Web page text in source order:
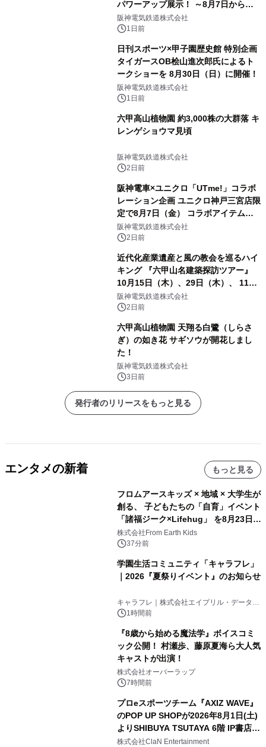
パワーアップ展示！ ～8月7日からは
直前割パスポートを販売～
阪神電気鉄道株式会社
1日前
日刊スポーツ×甲子園歴史館 特別企画
タイガースOB桧山進次郎氏によるト
ークショーを 8月30日（日）に開催！
阪神電気鉄道株式会社
1日前
六甲高山植物園 約3,000株の大群落 キ
レンゲショウマ見頃
阪神電気鉄道株式会社
2日前
阪神電車×ユニクロ「UTme!」コラボ
レーション企画 ユニクロ神戸三宮店限
定で8月7日（金） コラボアイテムが
発売決定！
阪神電気鉄道株式会社
2日前
近代化産業遺産と風の教会を巡るハイ
キング 『六甲山名建築探訪ツアー』
10月15日（木）、29日（木）、 11月
5日（木）、12日（木）に開催！
阪神電気鉄道株式会社
2日前
六甲高山植物園 天翔る白鷺（しらさ
ぎ）の如き花 サギソウが開花しまし
た！
阪神電気鉄道株式会社
3日前
発行者のリリースをもっと見る
エンタメの新着 もっと見る
フロムアースキッズ × 地域 × 大学生が
創る、 子どもたちの「自育」イベント
「諸福ジーク×Lifehug」 を8月23日
(日)開催
株式会社From Earth Kids
37分前
学園生活コミュニティ「キャラフレ」
｜2026『夏祭りイベント』のお知らせ
キャラフレ｜株式会社エイプリル・データ・
デザインズ
1時間前
『8歳から始める魔法学』ボイスコミ
ック公開！ 村瀬歩、藤原夏海ら大人気
キャストが出演！
株式会社オーバーラップ
7時間前
プロeスポーツチーム『AXIZ WAVE』
のPOP UP SHOPが2026年8月1日(土)
よりSHIBUYA TSUTAYA 6階 IP書店で
開催決定！！
株式会社ClaN Entertainment